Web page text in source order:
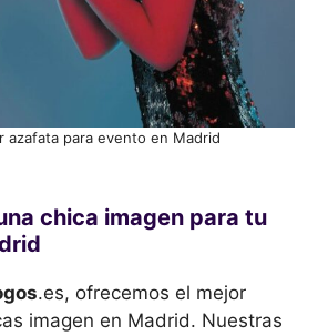
azafata para evento en Madrid
chica imagen para tu
.es, ofrecemos el mejor
imagen en Madrid. Nuestras